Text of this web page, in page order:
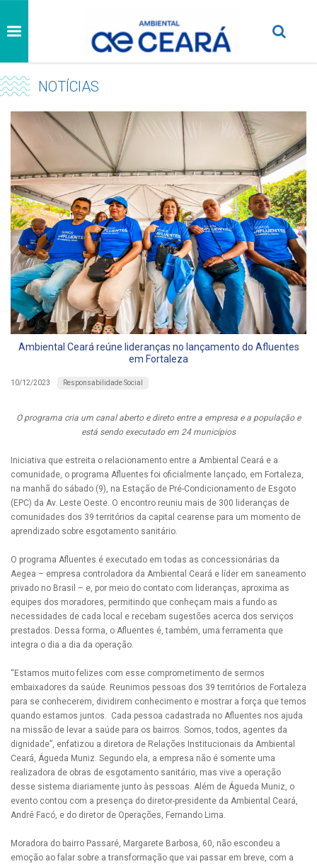
NOTÍCIAS
Ambiental Ceará reúne lideranças no lançamento do Afluentes
em Fortaleza
10/12/2023 Responsabilidade Social
O programa cria um canal aberto e direto entre a empresa e a população e
está sendo executado em 24 municípios
Iniciativa que estreita o relacionamento entre a Ambiental Ceará e a
comunidade, o programa Afluentes foi oficialmente lançado, em Fortaleza,
na manhã do sábado (9), na Estação de Pré-Condicionamento de Esgoto
(EPC) da Av. Leste Oeste. O encontro reuniu mais de 300 lideranças de
comunidades dos 39 territórios da capital cearense para um momento de
aprendizado sobre esgotamento sanitário.
O programa Afluentes é executado em todas as concessionárias da
Aegea – empresa controladora da Ambiental Ceará e líder em saneamento
privado no Brasil – e, por meio do contato com lideranças, aproxima as
equipes dos moradores, permitindo que conheçam mais a fundo as
necessidades de cada local e recebam sugestões acerca dos serviços
prestados. Dessa forma, o Afluentes é, também, uma ferramenta que
integra o dia a dia da operação.
“Estamos muito felizes com esse comprometimento de sermos
embaixadores da saúde. Reunimos pessoas dos 39 territórios de Fortaleza
para se conhecerem, dividirem conhecimento e mostrar a força que temos
quando estamos juntos. Cada pessoa cadastrada no Afluentes nos ajuda
na missão de levar a saúde para os bairros. Somos, todos, agentes da
dignidade”, enfatizou a diretora de Relações Institucionais da Ambiental
Ceará, Águeda Muniz. Segundo ela, a empresa não é somente uma
realizadora de obras de esgotamento sanitário, mas vive a operação
desse sistema diariamente junto às pessoas. Além de Águeda Muniz, o
evento contou com a presença do diretor-presidente da Ambiental Ceará,
André Facó, e do diretor de Operações, Fernando Lima.
Moradora do bairro Passaré, Margarete Barbosa, 60, não escondeu a
emoção ao falar sobre a transformação que vai passar em breve, com a